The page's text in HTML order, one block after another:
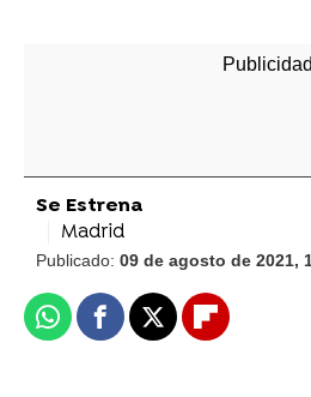
Se Estrena
Madrid
Publicado: 09 de agosto de 2021,
WhatsappFacebook
X Flipboard